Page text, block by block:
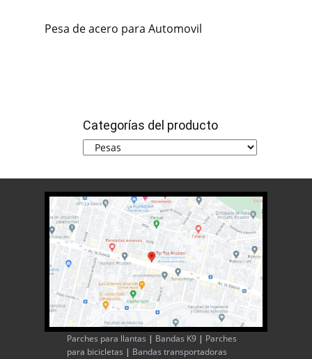
Pesa de acero para Automovil
Categorías del producto
Parches para llantas | Bandas K9 | Parches
para bicicletas | Bandas transportadoras